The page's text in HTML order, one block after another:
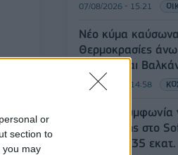
or
section to
you may
07/08/2026 - 15:21
Νέο κύμα
Θερμοκρασίες
Ισπανία και
07/08/2026 - 14:58
Fourlis:
συμμετοχής στο
έναντι 49,35